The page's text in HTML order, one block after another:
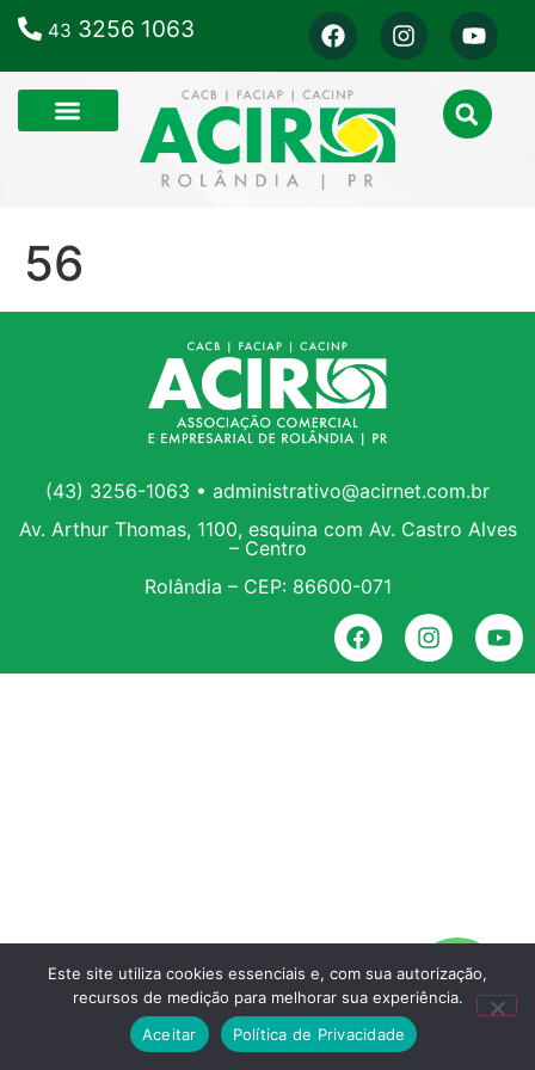
43 3256 1063
56
(43) 3256-1063 • administrativo@acirnet.com.br
Av. Arthur Thomas, 1100, esquina com Av. Castro Alves
– Centro
Rolândia – CEP: 86600-071
Este site utiliza cookies essenciais e, com sua autorização,
recursos de medição para melhorar sua experiência.
Aceitar
Política de Privacidade